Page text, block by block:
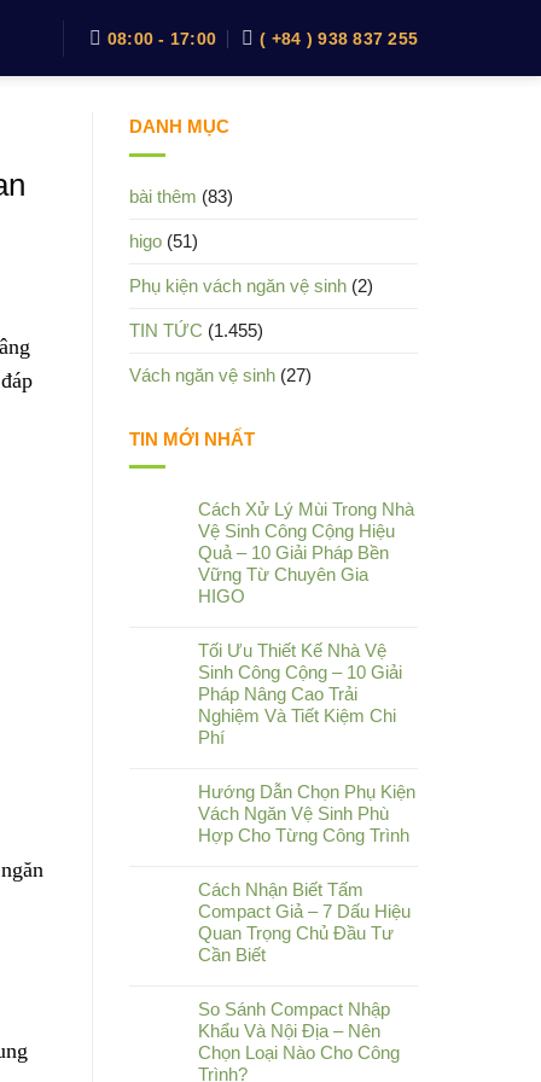
08:00 - 17:00 ( +84 ) 938 837 255
DANH MỤC
bài thêm (83)
higo (51)
Phụ kiện vách ngăn vệ sinh (2)
TIN TỨC (1.455)
Vách ngăn vệ sinh (27)
TIN MỚI NHẤT
Cách Xử Lý Mùi Trong Nhà
Vệ Sinh Công Cộng Hiệu
Quả – 10 Giải Pháp Bền
Vững Từ Chuyên Gia
HIGO
Tối Ưu Thiết Kế Nhà Vệ
Sinh Công Cộng – 10 Giải
Pháp Nâng Cao Trải
Nghiệm Và Tiết Kiệm Chi
Phí
Hướng Dẫn Chọn Phụ Kiện
Vách Ngăn Vệ Sinh Phù
Hợp Cho Từng Công Trình
Cách Nhận Biết Tấm
Compact Giả – 7 Dấu Hiệu
Quan Trọng Chủ Đầu Tư
Cần Biết
So Sánh Compact Nhập
Khẩu Và Nội Địa – Nên
Chọn Loại Nào Cho Công
Trình?